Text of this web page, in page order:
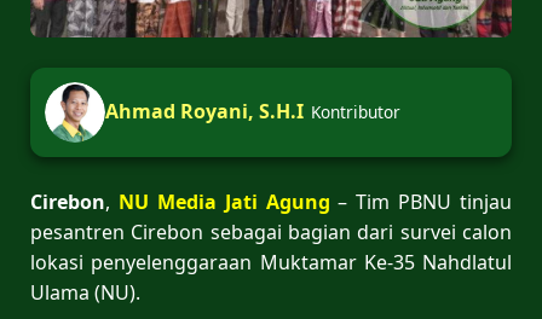
Ahmad Royani, S.H.I Kontributor
Cirebon, NU Media Jati Agung – Tim PBNU tinjau
pesantren Cirebon sebagai bagian dari survei calon
lokasi penyelenggaraan Muktamar Ke-35 Nahdlatul
Ulama (NU).